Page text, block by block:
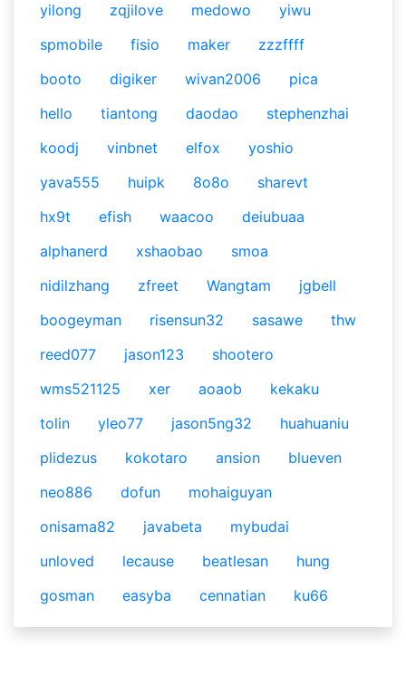
yilong
zqjilove medowo
yiwu
spmobile
fisio maker
zzzffff
booto
digiker wivan2006
pica
hello
tiantong daodao
stephenzhai
koodj
vinbnet elfox
yoshio
yava555
huipk 8o8o
sharevt
hx9t
efish waacoo
deiubuaa
alphanerd
xshaobao
smoa
nidilzhang
zfreet Wangtam
jgbell
boogeyman
risensun32 sasawe
thw
reed077
jason123
shootero
wms521125
xer aoaob
kekaku
tolin
yleo77 jason5ng32
huahuaniu
plidezus
kokotaro ansion
blueven
neo886
dofun
mohaiguyan
onisama82
javabeta
mybudai
unloved
lecause beatlesan
hung
gosman
easyba cennatian ku66